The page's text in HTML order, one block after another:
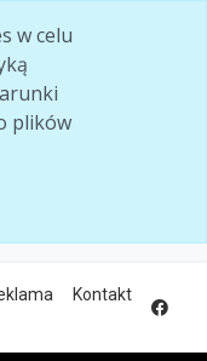
w celu
plików
Kontakt